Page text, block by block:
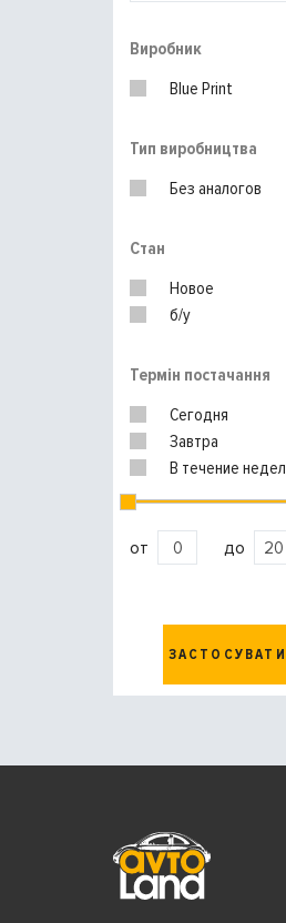
Виробник
Blue Print
Тип виробництва
Без аналогов
Стан
Новое
б/у
Термін постачання
Сегодня
Завтра
В течение
от до